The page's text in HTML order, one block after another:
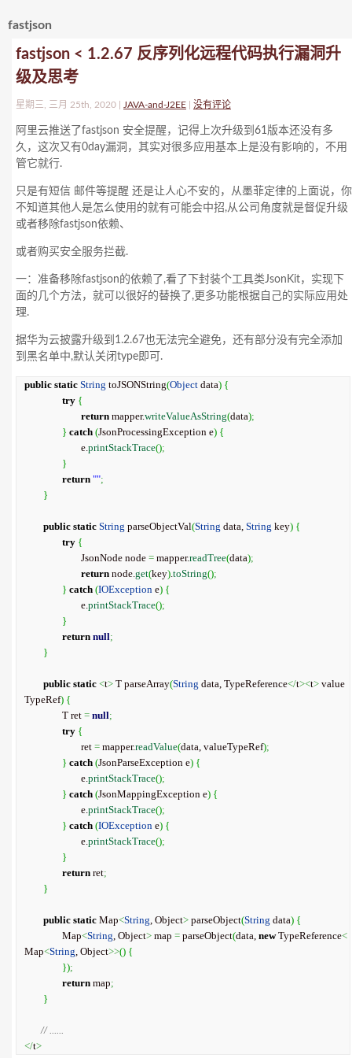
fastjson
fastjson < 1.2.67 反序列化远程代码执行漏洞升
级及思考
星期三, 三月 25th, 2020 | JAVA-and-J2EE 没有评论
阿里云推送了fastjson 安全提醒，记得上次升级到61版本还没有多
久，这次又有0day漏洞，其实对很多应用基本上是没有影响的，不用
管它就行.
只是有短信 邮件等提醒 还是让人心不安的，从墨菲定律的上面说，你
不知道其他人是怎么使用的就有可能会中招,从公司角度就是督促升级
或者移除fastjson依赖、
或者购买安全服务拦截.
一：准备移除fastjson的依赖了,看了下封装个工具类JsonKit，实现下
面的几个方法，就可以很好的替换了,更多功能根据自己的实际应用处
理.
据华为云披露升级到1.2.67也无法完全避免，还有部分没有完全添加
到黑名单中,默认关闭type即可.
public static String toJSONString(Object data) {
try {
return mapper.writeValueAsString(data);
} catch (JsonProcessingException e) {
			e.
printStackTrace();
}
return "";
}
public static String parseObjectVal(String data, String key) {
try {
			JsonNode node
= mapper.readTree(data);
return node.get(key).toString();
} catch (IOException e) {
			e.
printStackTrace();
}
return null;
}
public static <t> T parseArray(String data, TypeReference</t><t> value
TypeRef) {
		T ret
= null;
try {
			ret
= mapper.readValue(data, valueTypeRef);
} catch (JsonParseException e) {
			e.
printStackTrace();
} catch (JsonMappingException e) {
			e.
printStackTrace();
} catch (IOException e) {
			e.
printStackTrace();
}
return ret;
}
public static Map<String, Object> parseObject(String data) {
		Map
<String, Object> map = parseObject(data, new TypeReference<
Map<String, Object>>() {
});
return map;
}
// ......
</t>